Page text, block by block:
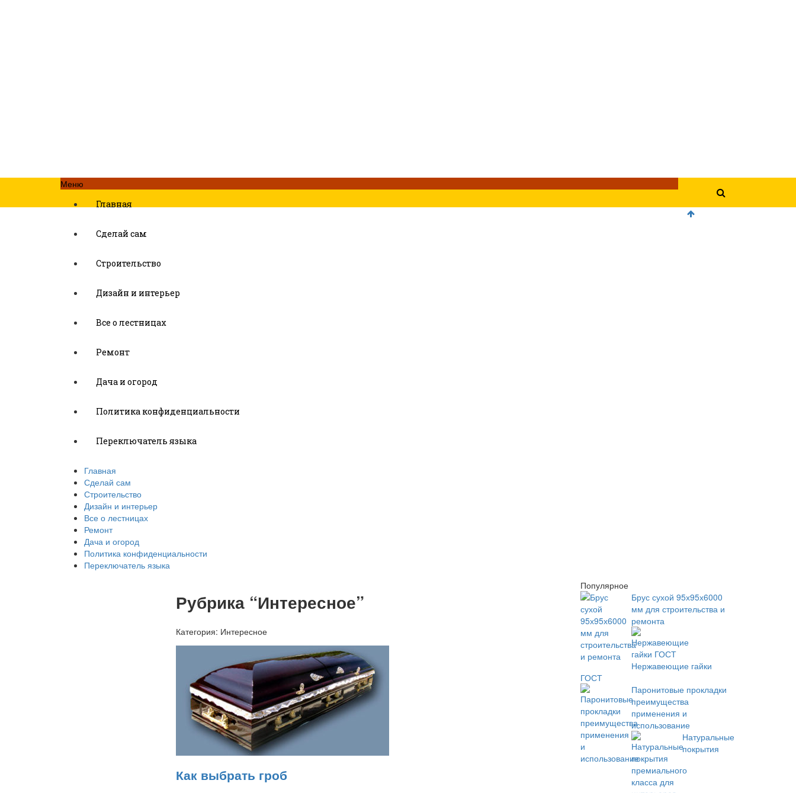
Меню
Главная
Сделай сам
Строительство
Дизайн и интерьер
Все о лестницах
Ремонт
Дача и огород
Политика конфиденциальности
Переключатель языка
Главная
Сделай сам
Строительство
Дизайн и интерьер
Все о лестницах
Ремонт
Дача и огород
Политика конфиденциальности
Переключатель языка
Рубрика “Интересное”
Категория: Интересное
Как выбрать гроб
Популярное
Брус сухой 95х95х6000
мм для строительства и
ремонта
Нержавеющие гайки
ГОСТ
Паронитовые прокладки
преимущества
применения и
использование
Натуральные
покрытия